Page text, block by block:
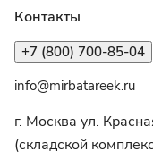
Контакты
+7 (800) 700-85-04
info@mirbatareek.ru
г. Москва ул.
(складской